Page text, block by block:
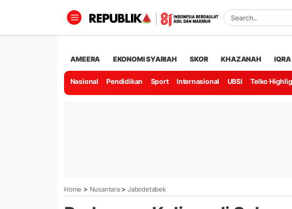
AMEERA EKONOMI SYARIAH SKOR KHAZANAH IQRA
Nasional Pendidikan Sport Internasional UBSI Telko
Home > Nusantara> Jabodetabek